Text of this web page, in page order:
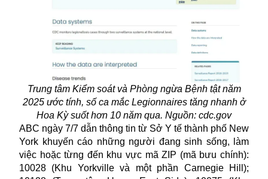
Trung tâm Kiểm soát và Phòng ngừa Bệnh tật năm
2025 ước tính, số ca mắc Legionnaires tăng nhanh ở
Hoa Kỳ suốt hơn 10 năm qua. Nguồn: cdc.gov
ABC ngày 7/7 dẫn thông tin từ Sở Y tế thành phố New
York khuyến cáo những người đang sinh sống, làm
việc hoặc từng đến khu vực mã ZIP (mã bưu chính):
10028 (Khu Yorkville và một phần Carnegie Hill);